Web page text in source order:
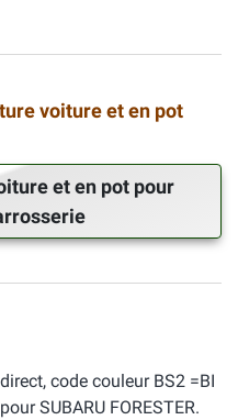
voiture et en pot
et en pot pour
code couleur BS2 =BI
SUBARU FORESTER.